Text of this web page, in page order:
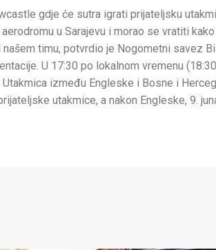
gdje će sutra igrati prijateljsku
u Sarajevu i morao se vratiti
timu, potvrdio je Nogometni savez
U 17:30 po lokalnom vremenu
između Engleske i Bosne i
utakmice, a nakon Engleske, 9.